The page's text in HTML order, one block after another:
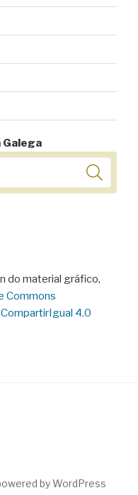
Galega
do material gráfico,
Commons
4.0
by WordPress